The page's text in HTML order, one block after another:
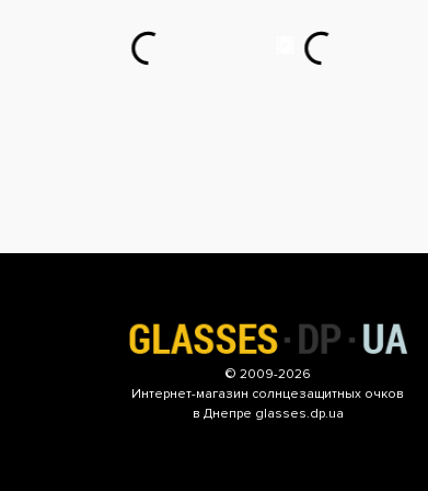
© 2009-2026
Интернет-магазин солнцезащитных очков
в Днепре glasses.dp.ua